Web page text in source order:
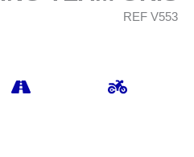
REF V553